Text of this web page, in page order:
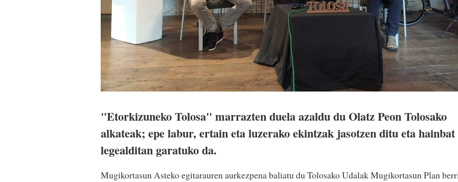
"Etorkizuneko Tolosa" marrazten duela azaldu du Olatz Peon Tolosako
alkateak; epe labur, ertain eta luzerako ekintzak jasotzen ditu eta hainbat
legealditan garatuko da.
Mugikortasun Asteko egitarauren aurkezpena baliatu du Tolosako Udalak Mugikortasun Plan